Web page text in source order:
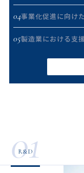
04事業化促進に向け
05製造業における支
01
R&D